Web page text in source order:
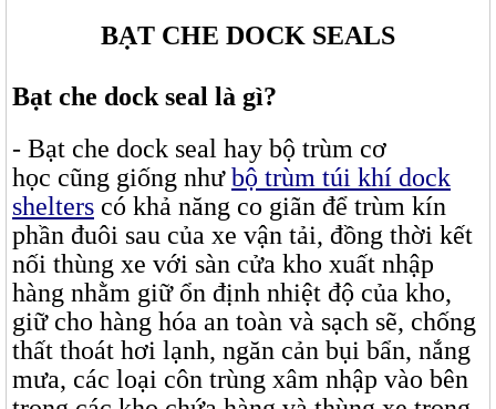
BẠT CHE DOCK SEALS
Bạt che dock seal là gì?
- Bạt che dock seal hay bộ trùm cơ
học cũng giống nhưbộ trùm túi khí dock
shelters có khả năng co giãn để trùm kín
phần đuôi sau của xe vận tải, đồng thời kết
nối thùng xe với sàn cửa kho xuất nhập
hàng nhằm giữ ổn định nhiệt độ của kho,
giữ cho hàng hóa an toàn và sạch sẽ, chống
thất thoát hơi lạnh, ngăn cản bụi bẩn, nắng
mưa, các loại côn trùng xâm nhập vào bên